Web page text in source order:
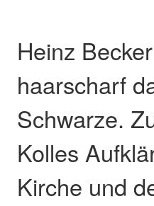
Heinz
haarscharf
Schwarze.
Kolles
Kirche und